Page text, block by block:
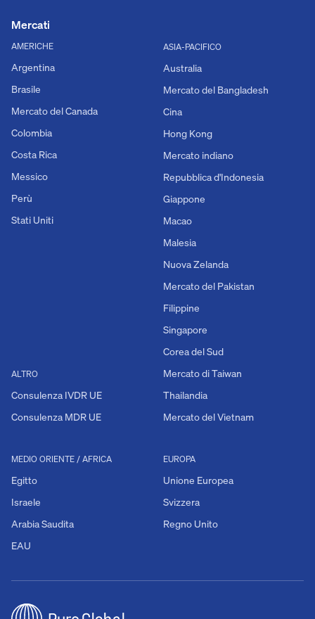
Mercati
AMERICHE
Argentina
Brasile
Mercato del Canada
Colombia
Costa Rica
Messico
Perù
Stati Uniti
ALTRO
Consulenza IVDR UE
Consulenza MDR UE
EUROPA
Unione Europea
Svizzera
Regno Unito
MEDIO ORIENTE / AFRICA
Egitto
Israele
Arabia Saudita
EAU
ASIA-PACIFICO
Australia
Mercato del Bangladesh
Cina
Hong Kong
Mercato indiano
Repubblica d'Indonesia
Giappone
Macao
Malesia
Nuova Zelanda
Mercato del Pakistan
Filippine
Singapore
Corea del Sud
Mercato di Taiwan
Thailandia
Mercato del Vietnam